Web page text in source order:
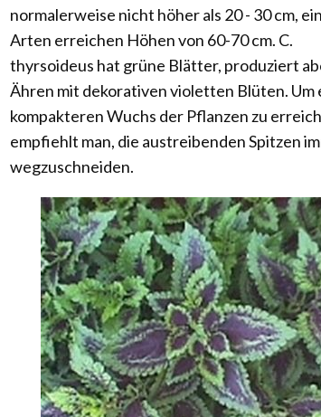
normalerweise nicht höher als 20 - 30 cm,
Arten erreichen Höhen von 60-70 cm. C.
thyrsoideus hat grüne Blätter, produziert
Ähren mit dekorativen violetten Blüten. Um
kompakteren Wuchs der Pflanzen zu
empfiehlt man, die austreibenden Spitzen
wegzuschneiden.